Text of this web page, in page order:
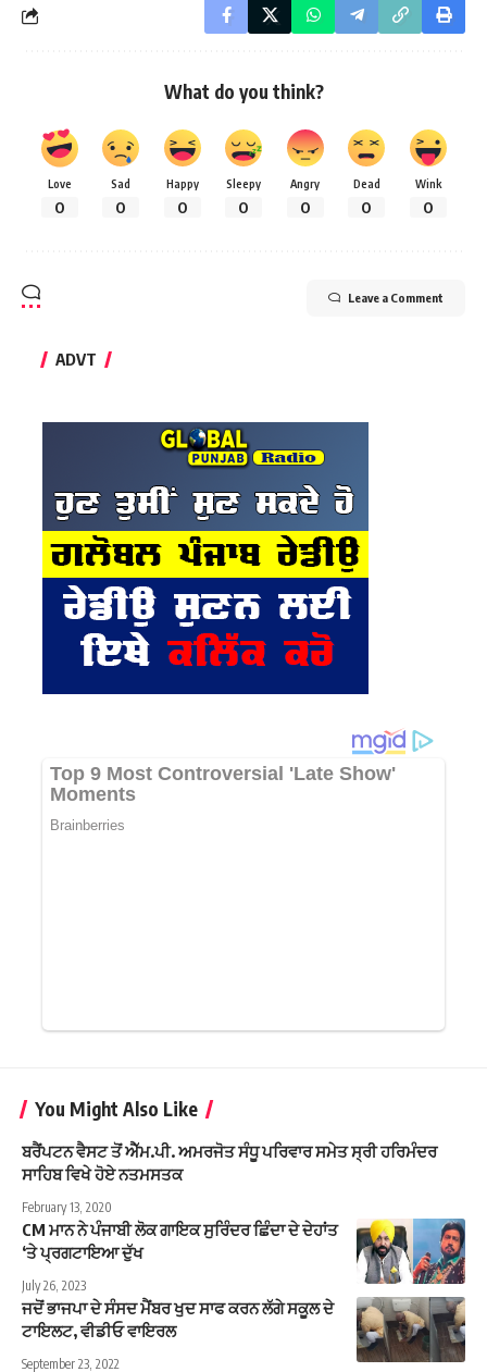
What do you think?
Love
0
Sad
0
Happy
0
Sleepy
0
Angry
0
Dead
0
Wink
0
Leave a Comment
ADVT
You Might Also Like
ਬਰੈਂਪਟਨ ਵੈਸਟ ਤੋਂ ਐੱਮ.ਪੀ. ਅਮਰਜੋਤ ਸੰਧੂ ਪਰਿਵਾਰ ਸਮੇਤ ਸ੍ਰੀ ਹਰਿਮੰਦਰ
ਸਾਹਿਬ ਵਿਖੇ ਹੋਏ ਨਤਮਸਤਕ
February 13, 2020
CM ਮਾਨ ਨੇ ਪੰਜਾਬੀ ਲੋਕ ਗਾਇਕ ਸੁਰਿੰਦਰ ਛਿੰਦਾ ਦੇ ਦੇਹਾਂਤ
‘ਤੇ ਪ੍ਰਗਟਾਇਆ ਦੁੱਖ
July 26, 2023
ਜਦੋਂ ਭਾਜਪਾ ਦੇ ਸੰਸਦ ਮੈਂਬਰ ਖੁਦ ਸਾਫ ਕਰਨ ਲੱਗੇ ਸਕੂਲ ਦੇ
ਟਾਇਲਟ, ਵੀਡੀਓ ਵਾਇਰਲ
September 23, 2022